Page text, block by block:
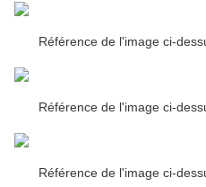
Référence de l'image ci-
Référence de l'image ci-
Référence de l'image ci-